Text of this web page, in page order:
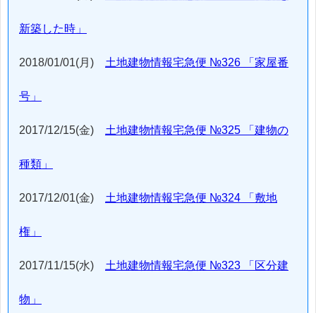
新築した時」
2018/01/01(月) 土地建物情報宅急便 №326 「家屋番
号」
2017/12/15(金) 土地建物情報宅急便 №325 「建物の
種類」
2017/12/01(金) 土地建物情報宅急便 №324 「敷地
権」
2017/11/15(水) 土地建物情報宅急便 №323 「区分建
物」